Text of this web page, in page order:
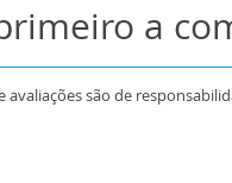
a
avaliações são de